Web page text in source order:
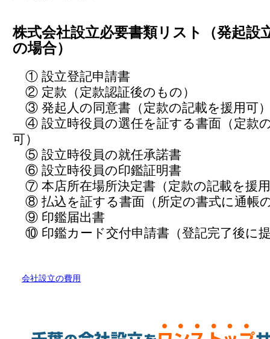
株式会社設立必要書類リスト（発起設
の場合）
① 設立登記申請書
② 定款（定款認証後のもの）
③ 発起人の同意書（定款の記載を援用可
④ 設立時役員の選任を証する書面（定款
可）
⑤ 設立時役員の就任承諾書
⑥ 設立時役員の印鑑証明書
⑦ 本店所在場所決定書（定款の記載を援
⑧ 払込を証する書面（所定の書式に通帳
⑨ 印鑑届出書
⑩ 印鑑カード交付申請書（登記完了後に
会社設立の費用